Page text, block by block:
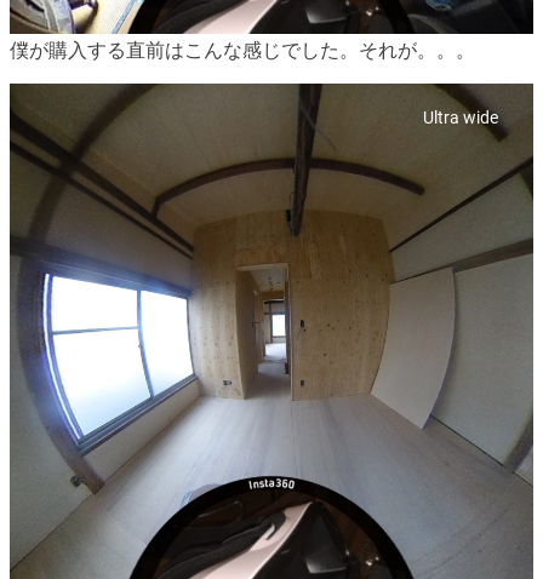
僕が購入する直前はこんな感じでした。それが。。。